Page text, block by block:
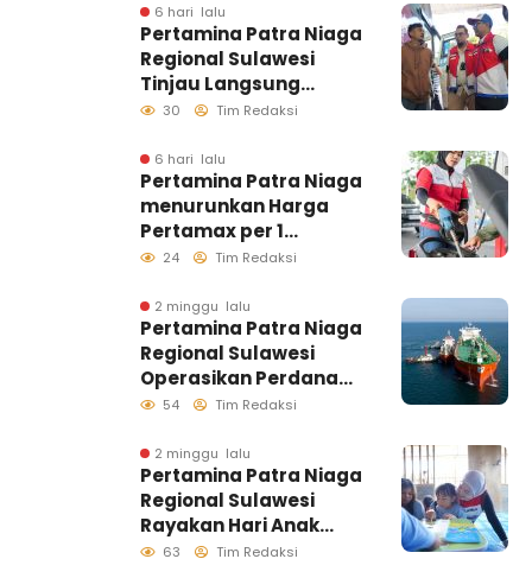
6 hari lalu
Pertamina Patra Niaga
Regional Sulawesi
Tinjau Langsung
Pelayanan SPBU di
Distribusi Biosolar
Berjalan Optimal
30 Tim Redaksi
6 hari lalu
Pertamina Patra Niaga
menurunkan Harga
Pertamax per 1
Agustus 2026
24 Tim Redaksi
2 minggu lalu
Pertamina Patra Niaga
Regional Sulawesi
Operasikan Perdana
Ship to Ship
Distribusi B50 di
Kawasan Timur
Sulawesi
54 Tim Redaksi
2 minggu lalu
Pertamina Patra Niaga
Regional Sulawesi
Rayakan Hari Anak
Nasional Melalui
63 Tim Redaksi